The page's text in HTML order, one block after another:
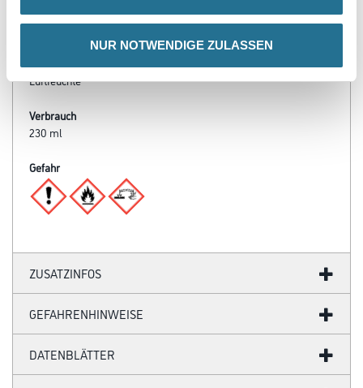
NUR NOTWENDIGE ZULASSEN
Verarbeitungszeit
- Durchgetrocknet nach ca. 24 Stunden bei 20°C, 55 % rel.
Luftfeuchte
Verbrauch
230 ml
Gefahr
ZUSATZINFOS
GEFAHRENHINWEISE
DATENBLÄTTER